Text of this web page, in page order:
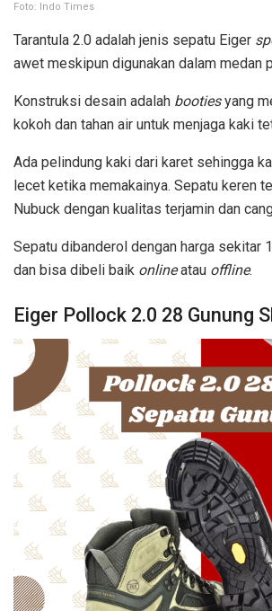
Foto: Indo Times
Tarantula 2.0 adalah jenis sepatu Eiger
awet meskipun digunakan dalam medan
Konstruksi desain adalah bootiesyang
kokoh dan tahan air untuk menjaga kaki
Ada pelindung kaki dari karet sehingga
lecet ketika memakainya. Sepatu keren
Nubuck dengan kualitas terjamin dan
Sepatu dibanderol dengan harga sekitar
dan bisa dibeli baik onlineatau offline.
Eiger Pollock 2.0 28 Gunung